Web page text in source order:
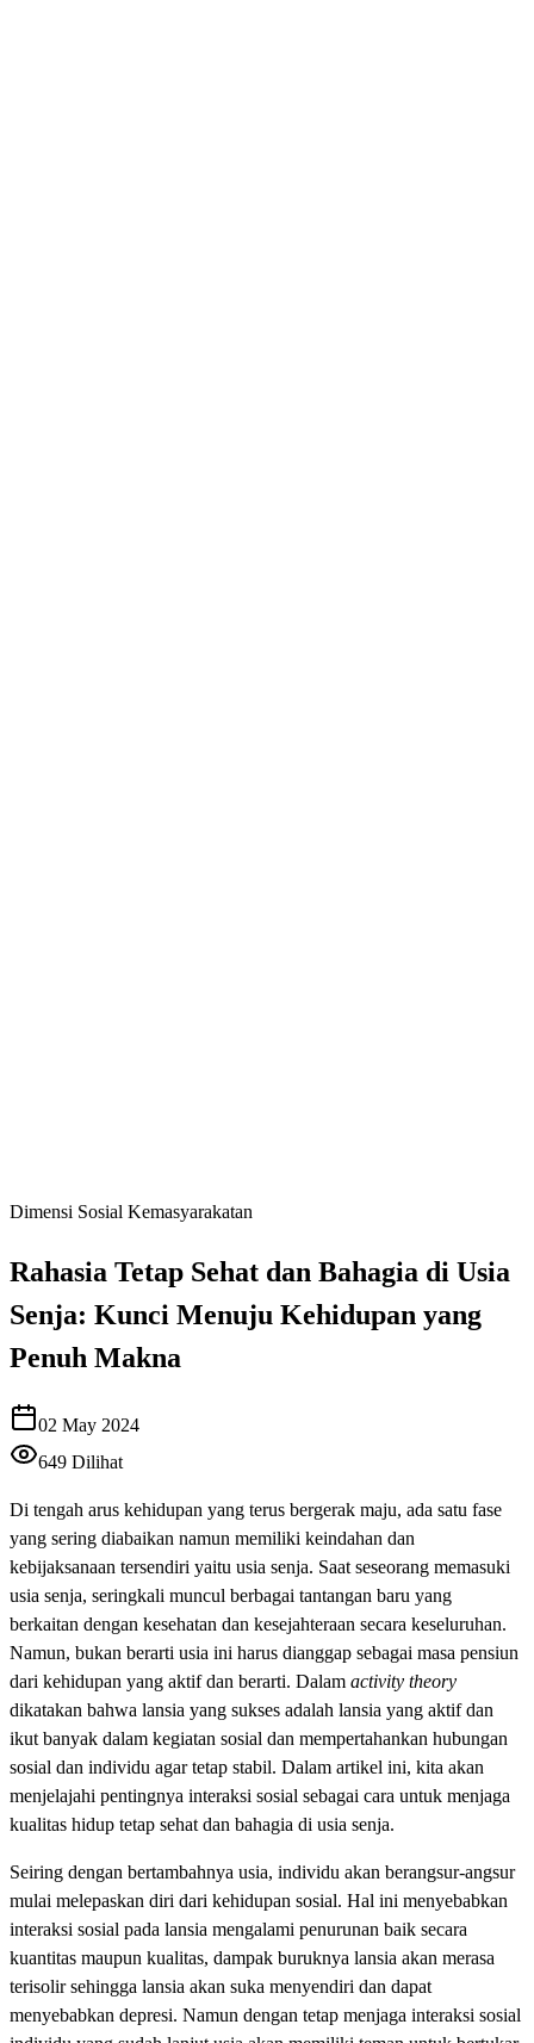
Dimensi Sosial Kemasyarakatan
Rahasia Tetap Sehat dan Bahagia di Usia
Senja: Kunci Menuju Kehidupan yang
Penuh Makna
02 May 2024
649 Dilihat
Di tengah arus kehidupan yang terus bergerak maju, ada satu fase
yang sering diabaikan namun memiliki keindahan dan
kebijaksanaan tersendiri yaitu usia senja. Saat seseorang memasuki
usia senja, seringkali muncul berbagai tantangan baru yang
berkaitan dengan kesehatan dan kesejahteraan secara keseluruhan.
Namun, bukan berarti usia ini harus dianggap sebagai masa pensiun
dari kehidupan yang aktif dan berarti. Dalam activity theory
dikatakan bahwa lansia yang sukses adalah lansia yang aktif dan
ikut banyak dalam kegiatan sosial dan mempertahankan hubungan
sosial dan individu agar tetap stabil. Dalam artikel ini, kita akan
menjelajahi pentingnya interaksi sosial sebagai cara untuk menjaga
kualitas hidup tetap sehat dan bahagia di usia senja.
Seiring dengan bertambahnya usia, individu akan berangsur-angsur
mulai melepaskan diri dari kehidupan sosial. Hal ini menyebabkan
interaksi sosial pada lansia mengalami penurunan baik secara
kuantitas maupun kualitas, dampak buruknya lansia akan merasa
terisolir sehingga lansia akan suka menyendiri dan dapat
menyebabkan depresi. Namun dengan tetap menjaga interaksi sosial